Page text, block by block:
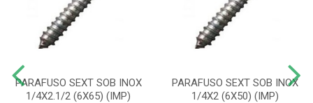
PARAFUSO SEXT SOB INOX
1/4X2.1/2 (6X65) (IMP)
PARAFUSO SEXT SOB INOX
1/4X2 (6X50) (IMP)